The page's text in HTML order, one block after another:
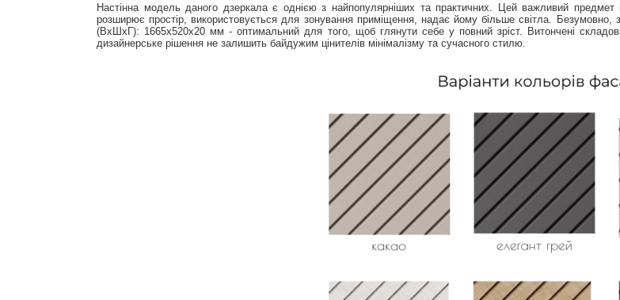
Настінна модель даного дзеркала є однією з найпопулярніших та практичних. Цей важливий предмет
розширює простір, використовується для зонування приміщення, надає йому більше світла.
(ВхШхГ): 1665x520x20 мм - оптимальний для того, щоб глянути себе у повний зріст. Витончені
дизайнерське рішення не залишить байдужим цінителів мінімалізму та сучасного стилю.